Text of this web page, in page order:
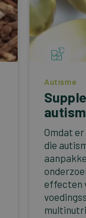
Autisme
Omdat
die
effecten